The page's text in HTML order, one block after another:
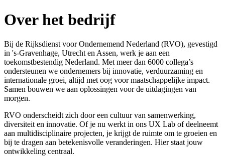
Over het bedrijf
Bij de Rijksdienst voor Ondernemend Nederland (RVO), gevestigd
in 's-Gravenhage, Utrecht en Assen, werk je aan een
toekomstbestendig Nederland. Met meer dan 6000 collega’s
ondersteunen we ondernemers bij innovatie, verduurzaming en
internationale groei, altijd met oog voor maatschappelijke impact.
Samen bouwen we aan oplossingen voor de uitdagingen van
morgen.
RVO onderscheidt zich door een cultuur van samenwerking,
diversiteit en innovatie. Of je nu werkt in ons UX Lab of deelneemt
aan multidisciplinaire projecten, je krijgt de ruimte om te groeien en
bij te dragen aan betekenisvolle veranderingen. Hier staat jouw
ontwikkeling centraal.